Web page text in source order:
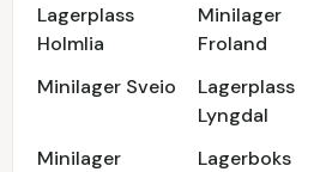
Lagerplass
Holmlia
Minilager
Froland
Minilager Sveio
Lagerplass
Lyngdal
Minilager
Lagerboks